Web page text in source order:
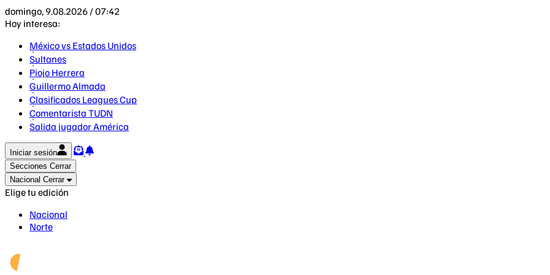
domingo, 9.08.2026 / 07:42
Hoy interesa:
México vs Estados Unidos
Sultanes
Piojo Herrera
Guillermo Almada
Clasificados Leagues Cup
Comentarista TUDN
Salida jugador América
Iniciar sesión
Secciones Cerrar
Nacional Cerrar
Elige tu edición
Nacional
Norte